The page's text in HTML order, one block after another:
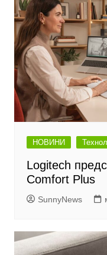
НОВИНИ
Logitech
Comfort Plus
SunnyNews